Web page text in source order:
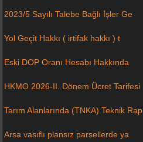
2023/5 Sayılı Talebe Bağlı İşler Ge
Yol Geçit Hakkı ( irtifak hakkı ) t
Eski DOP Oranı Hesabı Hakkında
HKMO 2026-II. Dönem Ücret Tarifesi
Tarım Alanlarında (TNKA) Teknik Rap
Arsa vasıflı plansız parsellerde ya